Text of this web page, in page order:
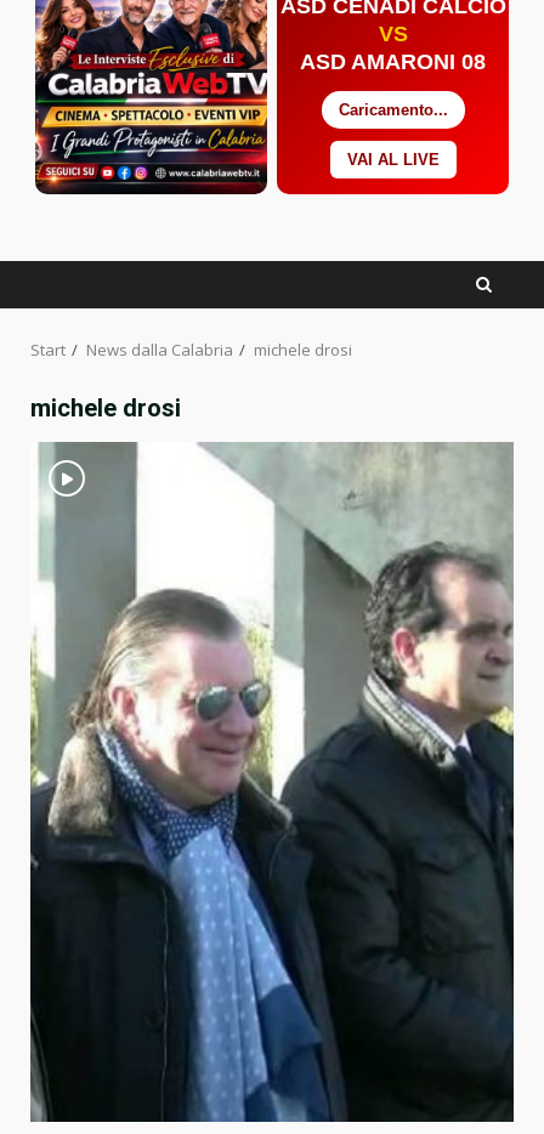
ASD CENADI CALCIO
VS
ASD AMARONI 08
Caricamento...
VAI AL LIVE
Start News dalla Calabria michele drosi
michele drosi